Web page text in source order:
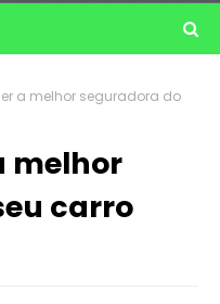
a melhor seguradora do
melhor
carro